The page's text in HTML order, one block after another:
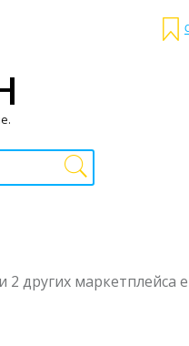
других маркетплейса